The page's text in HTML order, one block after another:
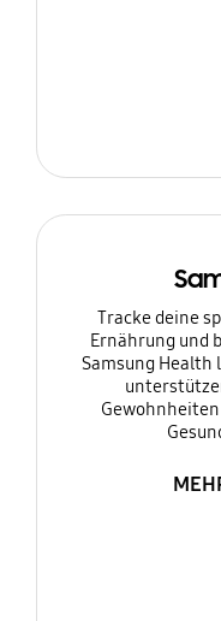
Tracke deine
Ernährung und
Samsung Health